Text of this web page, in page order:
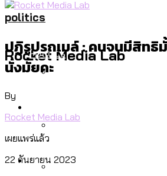
Rocket Media Lab
Politics
จราจรฯ เพิ่ม 150% มีเ
สำรวจเหตุไฟไหม้ในกรุ
Culture
politics
ปฏิรูปรถเมล์ : คนจนมีสิทธิ
นั่งมั้ยคะ
By
Rocket Media Lab
เผยแพร่แล้ว
22 กันยายน 2023